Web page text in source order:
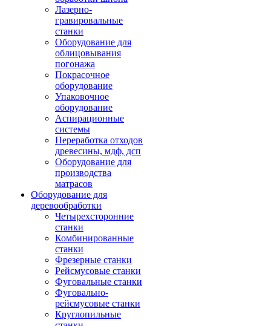
Лазерно-
гравировальные
станки
Оборудование для
облицовывания
погонажа
Покрасочное
оборудование
Упаковочное
оборудование
Аспирационные
системы
Переработка отходов
древесины, мдф, дсп
Оборудование для
производства
матрасов
Оборудование для
деревообработки
Четырехсторонние
станки
Комбинированные
станки
Фрезерные станки
Рейсмусовые станки
Фуговальные станки
Фуговально-
рейсмусовые станки
Круглопильные